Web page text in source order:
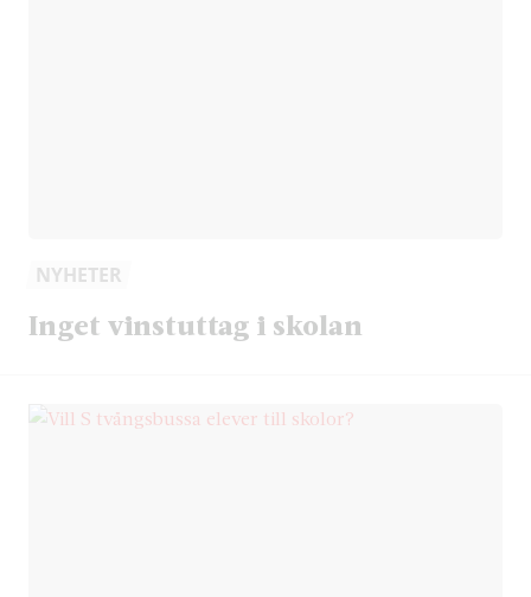
NYHETER
Inget vinstuttag i skolan